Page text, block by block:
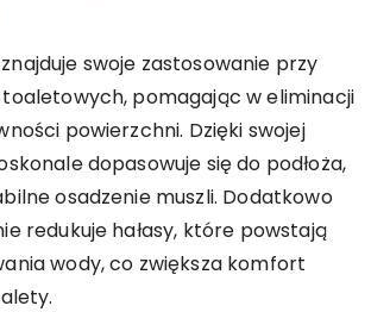
swoje zastosowanie przy
pomagając w eliminacji
powierzchni. Dzięki swojej
dopasowuje się do podłoża,
osadzenie muszli. Dodatkowo
redukuje hałasy, które powstają
wody, co zwiększa komfort